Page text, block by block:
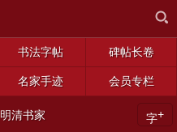
书法字帖 碑帖长卷
名家手迹 会员专栏
明清书家 字+